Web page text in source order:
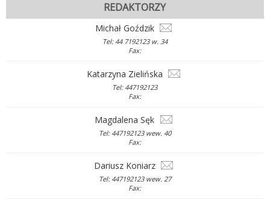
REDAKTORZY
Michał Goździk
Tel: 44 7192123 w. 34
Fax:
Katarzyna Zielińska
Tel: 447192123
Fax:
Magdalena Sęk
Tel: 447192123 wew. 40
Fax:
Dariusz Koniarz
Tel: 447192123 wew. 27
Fax: